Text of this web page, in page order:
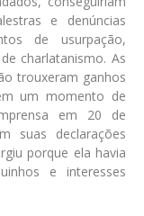
e denúncias
de usurpação,
charlatanismo. As
trouxeram ganhos
um momento de
em 20 de
suas declarações
porque ela havia
e interesses